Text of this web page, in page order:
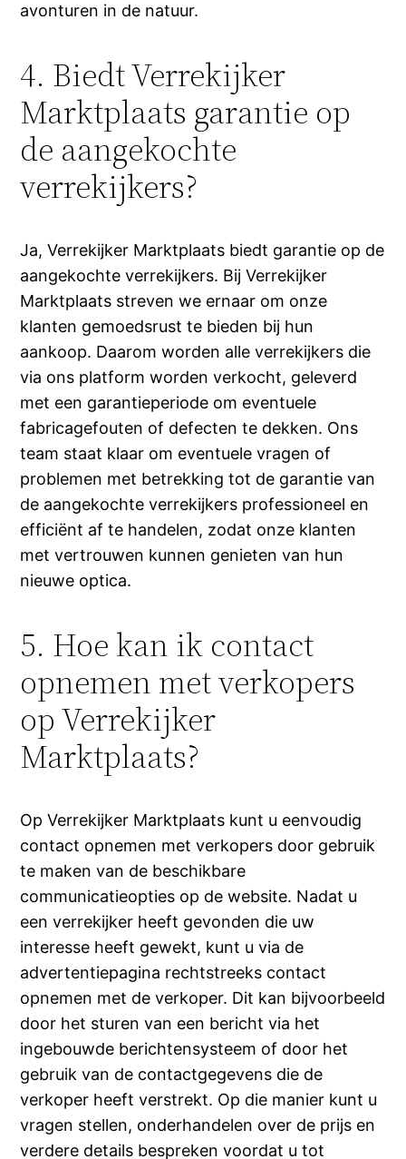
avonturen in de natuur.
4. Biedt Verrekijker
Marktplaats garantie op
de aangekochte
verrekijkers?
Ja, Verrekijker Marktplaats biedt garantie op de
aangekochte verrekijkers. Bij Verrekijker
Marktplaats streven we ernaar om onze
klanten gemoedsrust te bieden bij hun
aankoop. Daarom worden alle verrekijkers die
via ons platform worden verkocht, geleverd
met een garantieperiode om eventuele
fabricagefouten of defecten te dekken. Ons
team staat klaar om eventuele vragen of
problemen met betrekking tot de garantie van
de aangekochte verrekijkers professioneel en
efficiënt af te handelen, zodat onze klanten
met vertrouwen kunnen genieten van hun
nieuwe optica.
5. Hoe kan ik contact
opnemen met verkopers
op Verrekijker
Marktplaats?
Op Verrekijker Marktplaats kunt u eenvoudig
contact opnemen met verkopers door gebruik
te maken van de beschikbare
communicatieopties op de website. Nadat u
een verrekijker heeft gevonden die uw
interesse heeft gewekt, kunt u via de
advertentiepagina rechtstreeks contact
opnemen met de verkoper. Dit kan bijvoorbeeld
door het sturen van een bericht via het
ingebouwde berichtensysteem of door het
gebruik van de contactgegevens die de
verkoper heeft verstrekt. Op die manier kunt u
vragen stellen, onderhandelen over de prijs en
verdere details bespreken voordat u tot